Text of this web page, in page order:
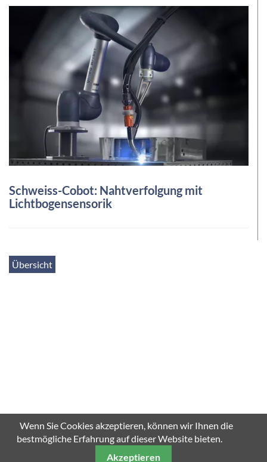
Schweiss-Cobot: Nahtverfolgung mit
Lichtbogensensorik
Übersicht
Wenn Sie Cookies akzeptieren, können wir Ihnen die
bestmögliche Erfahrung auf dieser Website bieten.
Akzeptieren